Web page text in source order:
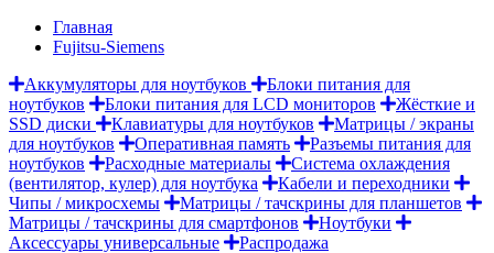
Главная
Fujitsu-Siemens
Аккумуляторы для ноутбуков
Блоки питания для
ноутбуков
Блоки питания для LCD мониторов
Жёсткие и
SSD диски
Клавиатуры для ноутбуков
Матрицы / экраны
для ноутбуков
Оперативная память
Разъемы питания для
ноутбуков
Расходные материалы
Система охлаждения
(вентилятор, кулер) для ноутбука
Кабели и переходники
Чипы / микросхемы
Матрицы / тачскрины для планшетов
Матрицы / тачскрины для смартфонов
Ноутбуки
Аксессуары универсальные
Распродажа